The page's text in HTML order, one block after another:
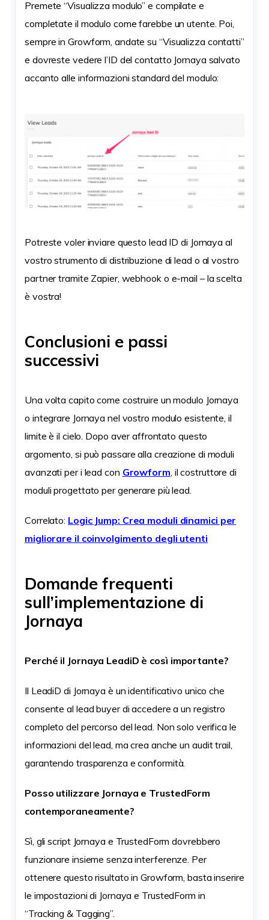
Premete “Visualizza modulo” e compilate e
completate il modulo come farebbe un utente. Poi,
sempre in Growform, andate su “Visualizza contatti”
e dovreste vedere l’ID del contatto Jornaya salvato
accanto alle informazioni standard del modulo:
Potreste voler inviare questo lead ID di Jornaya al
vostro strumento di distribuzione di lead o al vostro
partner tramite Zapier, webhook o e-mail – la scelta
è vostra!
Conclusioni e passi
successivi
Una volta capito come costruire un modulo Jornaya
o integrare Jornaya nel vostro modulo esistente, il
limite è il cielo. Dopo aver affrontato questo
argomento, si può passare alla creazione di moduli
avanzati per i lead con Growform, il costruttore di
moduli progettato per generare più lead.
Correlato: Logic Jump: Crea moduli dinamici per
migliorare il coinvolgimento degli utenti
Domande frequenti
sull’implementazione di
Jornaya
Perché il Jornaya LeadiD è così importante?
Il LeadiD di Jornaya è un identificativo unico che
consente al lead buyer di accedere a un registro
completo del percorso del lead. Non solo verifica le
informazioni del lead, ma crea anche un audit trail,
garantendo trasparenza e conformità.
Posso utilizzare Jornaya e TrustedForm
contemporaneamente?
Sì, gli script Jornaya e TrustedForm dovrebbero
funzionare insieme senza interferenze. Per
ottenere questo risultato in Growform, basta inserire
le impostazioni di Jornaya e TrustedForm in
“Tracking & Tagging”.